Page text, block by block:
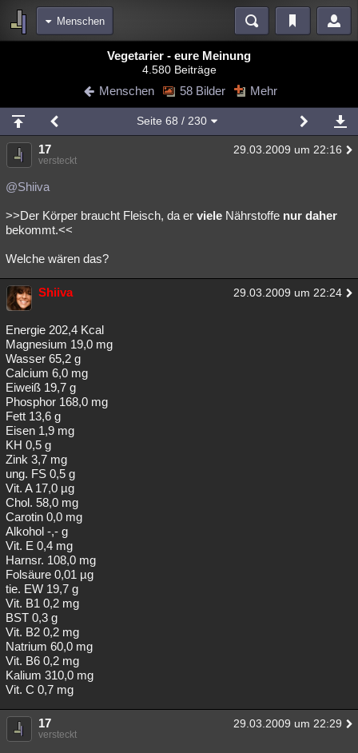
Menschen
Blogs Videos
Chat Wiki Neuigkeiten
meine Rubriken
Menschen Mystery Kriminalfälle
Spiritualität
Natur Umfragen Unterhaltung
Philosophie Träume
Astronomie Gaming Filme
Musik Clash
Übersichten
Besucht Teilgenommen
Lesenswert Schlüsselwörter
Vegetarier - eure Meinung
4.580 Beiträge
Menschen 58 Bilder Mehr
Seite 68 / 230
17 29.03.2009 um 22:16
versteckt
@Shiiva
>>Der Körper braucht Fleisch, da er viele Nährstoffe nur daher
bekommt.<<
Welche wären das?
Shiiva 29.03.2009 um 22:24
Energie 202,4 Kcal
Magnesium 19,0 mg
Wasser 65,2 g
Calcium 6,0 mg
Eiweiß 19,7 g
Phosphor 168,0 mg
Fett 13,6 g
Eisen 1,9 mg
KH 0,5 g
Zink 3,7 mg
ung. FS 0,5 g
Vit. A 17,0 µg
Chol. 58,0 mg
Carotin 0,0 mg
Alkohol -,- g
Vit. E 0,4 mg
Harnsr. 108,0 mg
Folsäure 0,01 µg
tie. EW 19,7 g
Vit. B1 0,2 mg
BST 0,3 g
Vit. B2 0,2 mg
Natrium 60,0 mg
Vit. B6 0,2 mg
Kalium 310,0 mg
Vit. C 0,7 mg
17 29.03.2009 um 22:29
versteckt